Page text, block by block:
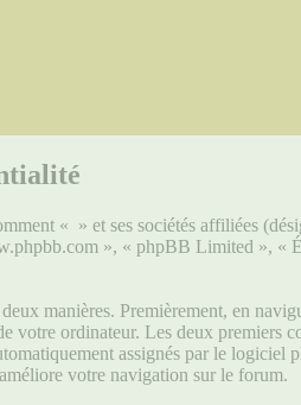
« » et ses sociétés affiliées
», « phpBB Limited », «
manières. Premièrement, en
votre ordinateur. Les deux premiers
assignés par le
votre navigation sur le forum.